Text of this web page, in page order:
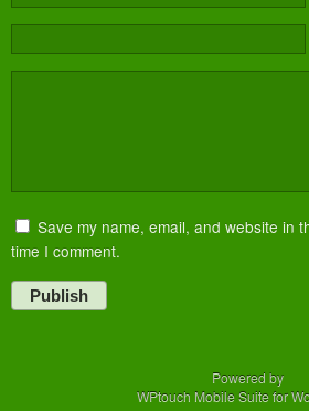
Save my name, email, and website in
time I comment.
Publish
Powered by
WPtouch Mobile Suite for